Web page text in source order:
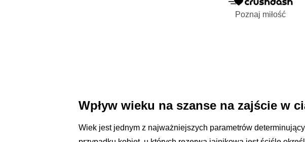
Poznaj miłość
Wpływ wieku na szanse na zajście w
Wiek jest jednym z najważniejszych parametrów